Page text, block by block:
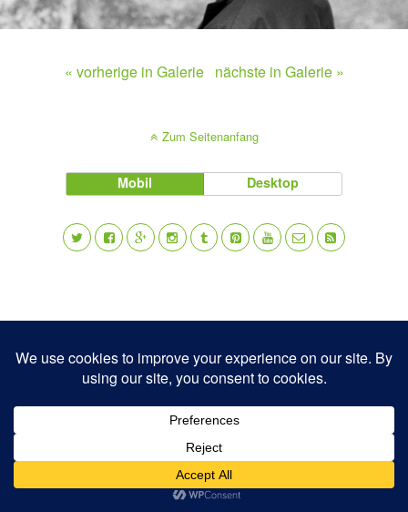
« vorherige in Galerie nächste in Galerie »
Zum Seitenanfang
Mobil Desktop